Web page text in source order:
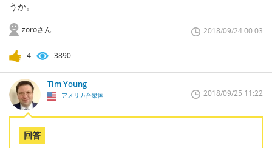
うか。
zoroさん 2018/09/24 00:03
4 3890
Tim Young
アメリカ合衆国 2018/09/25 11:22
回答